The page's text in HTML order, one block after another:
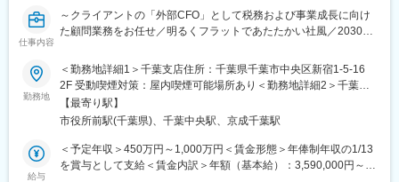
※業務習得のためOJTに加え、外部講習受講（会社負担）などにも
積極的に参加いただける環境です。
「企業法務として経験が深まる」「モノづくりに近い立場で携わ
れる」「様々な分野の事業に携われる」
セイコーの腕時計製造で培った技術力で電子部品、精密部品、プ
リンティングデバイスの開発・製造・販売を行っています。
は多岐に渡り、製品の開発・製造も国内・海外に拠点を構えてお
り幅広く事業活動をしています。事業運営を円滑に進めるため、
仕事内容
～クライアントの「外部CFO」として税務および事業成長に向け
た顧問業務をお任せ／明るくフラットであたたかい社風／2030年
■ SAO税理士法人の強み
「クライアントのCFOになる」ことを理念とし、単なる申告代行
ではなく、事業計画資金繰り経営判断など経営の深部に踏み込む
コンサル型税理士法人です。顧客データをAI分析し、売上向上に
つながる提案をします。クライアントの一員として成長を支援し
勤務地
＜勤務地詳細1＞千葉支店住所：千葉県千葉市中央区新宿1-5-16
2F 受動喫煙対策：屋内喫煙可能場所あり＜勤務地詳細2＞千葉支
店住所：千葉県千葉市中央区新宿1-5-16 2F 受動喫煙対策：屋内
喫煙可能場所あり変更の範囲：会社の定める事業所
【最寄り駅】
市役所前駅(千葉県)、千葉中央駅、京成千葉駅
給与
＜予定年収＞450万円～1,000万円＜賃金形態＞年俸制年収の1/13
を賞与として支給＜賃金内訳＞年額（基本給）：3,590,000円～